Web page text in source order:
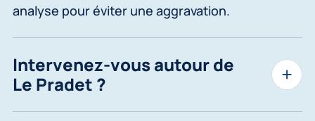
analyse pour éviter une aggravation.
Intervenez-vous autour de
Le Pradet ?